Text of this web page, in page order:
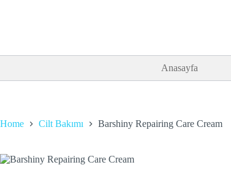
Anasayfa
Home Cilt Bakımı Barshiny Repairing Care Cream